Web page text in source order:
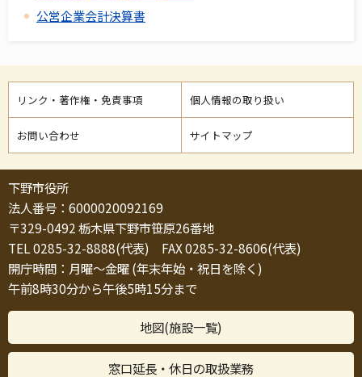
公営企業会計決算書
リンク・著作権・免責事項 個人情報の取り扱い
お問い合わせ サイトマップ
下野市役所
法人番号：6000020092169
〒329-0492 栃木県下野市笹原26番地
TEL 0285-32-8888(代表) FAX 0285-32-8606(代表)
開庁時間：月曜～金曜 (年末年始・祝日を除く)
午前8時30分から午後5時15分まで
地図(施設一覧)
窓口延長・休日の取扱業務